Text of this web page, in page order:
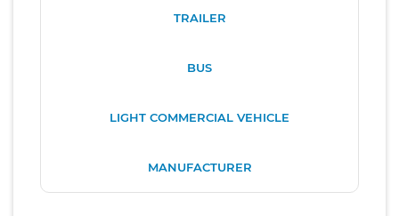
TRAILER
BUS
LIGHT COMMERCIAL VEHICLE
MANUFACTURER